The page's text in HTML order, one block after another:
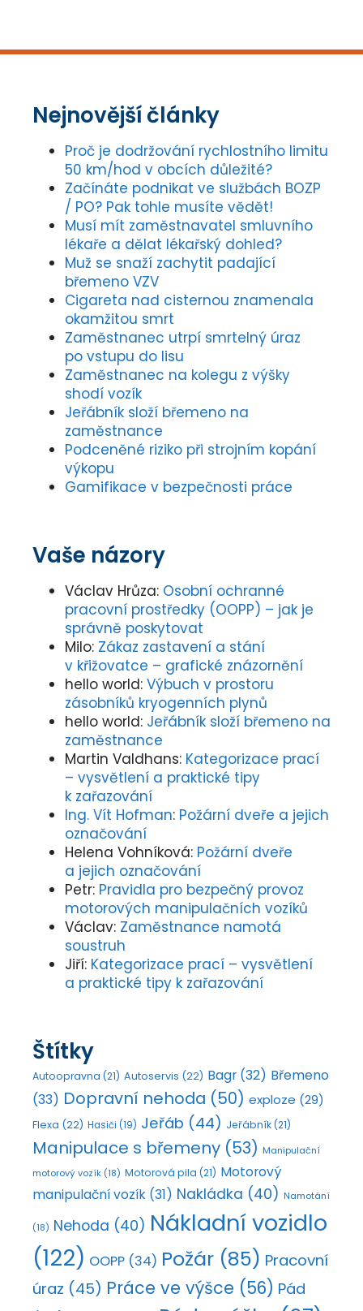
Nejnovější články
Proč je dodržování rychlostního limitu
50 km/hod v obcích důležité?
Začínáte podnikat ve službách BOZP
/ PO? Pak tohle musíte vědět!
Musí mít zaměstnavatel smluvního
lékaře a dělat lékařský dohled?
Muž se snaží zachytit padající
břemeno VZV
Cigareta nad cisternou znamenala
okamžitou smrt
Zaměstnanec utrpí smrtelný úraz
po vstupu do lisu
Zaměstnanec na kolegu z výšky
shodí vozík
Jeřábník složí břemeno na
zaměstnance
Podceněné riziko při strojním kopání
výkopu
Gamifikace v bezpečnosti práce
Vaše názory
Václav Hrůza: Osobní ochranné
pracovní prostředky (OOPP) – jak je
správně poskytovat
Milo: Zákaz zastavení a stání
v křižovatce – grafické znázornění
hello world: Výbuch v prostoru
zásobníků kryogenních plynů
hello world: Jeřábník složí břemeno na
zaměstnance
Martin Valdhans: Kategorizace prací
– vysvětlení a praktické tipy
k zařazování
Ing. Vít Hofman: Požární dveře a jejich
označování
Helena Vohníková: Požární dveře
a jejich označování
Petr: Pravidla pro bezpečný provoz
motorových manipulačních vozíků
Václav: Zaměstnance namotá
soustruh
Jiří: Kategorizace prací – vysvětlení
a praktické tipy k zařazování
Štítky
Autoopravna (21) Autoservis (22) Bagr (32) Břemeno
(33) Dopravní nehoda (50) exploze (29)
Flexa (22) Hasiči (19) Jeřáb (44) Jeřábník(21)
Manipulace s břemeny (53) Manipulační
motorový vozík (18) Motorová pila (21) Motorový
manipulační vozík (31) Nakládka (40) Namotání
(18) Nehoda (40) Nákladní vozidlo
(122) OOPP (34) Požár (85) Pracovní
úraz (45) Práce ve výšce (56) Pád